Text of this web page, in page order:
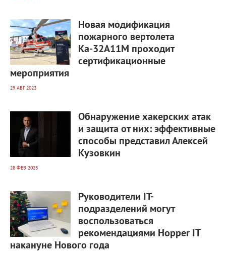
Новая модификация
пожарного вертолета
Ка-32А11М проходит
сертификационные
мероприятия
29 АВГ 2023
Обнаружение хакерских атак
и защита от них: эффективные
способы представил Алексей
Кузовкин
28 ФЕВ 2023
Руководители IT-
подразделений могут
воспользоваться
рекомендациями Hopper IT
накануне Нового года